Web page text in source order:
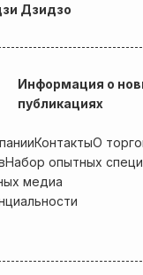
Дзидзо
Информация о
публикациях
КонтактыО
Набор опытных
медиа